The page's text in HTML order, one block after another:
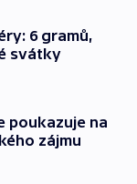
6 gramů,
svátky
poukazuje na
zájmu